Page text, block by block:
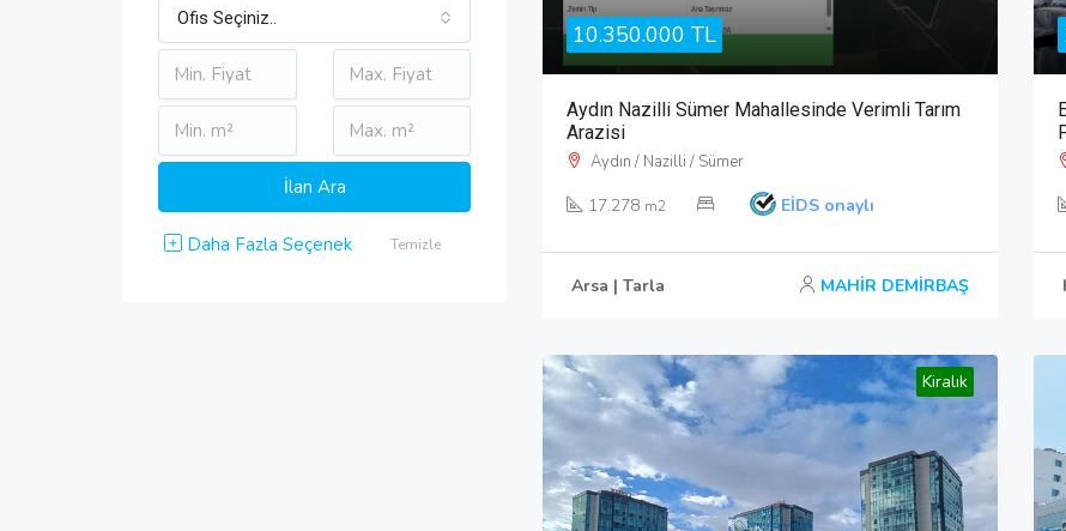
Ofis Seçiniz..
Daha Fazla Seçenek Temizle
10.350.000 TL
Aydın Nazilli Sümer Mahallesinde Verimli Tarım
Arazisi
Aydın / Nazilli / Sümer
17.278 m2 EİDS onaylı
Arsa | Tarla MAHİR DEMİRBAŞ
Kiralık